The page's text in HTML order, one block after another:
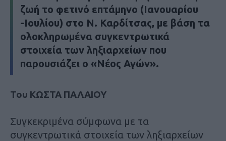
ζωή το φετινό επτάμηνο (Ιανουαρίου
-Ιουλίου) στο Ν. Καρδίτσας, με βάση τα
ολοκληρωμένα συγκεντρωτικά
στοιχεία των ληξιαρχείων που
παρουσιάζει ο «Νέος Αγών».
Toυ ΚΩΣΤΑ ΠΑΛΑΙΟΥ
Συγκεκριμένα σύμφωνα με τα
συγκεντρωτικά στοιχεία των ληξιαρχείων